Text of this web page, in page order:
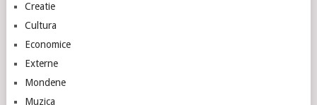
Creatie
Cultura
Economice
Externe
Mondene
Muzica